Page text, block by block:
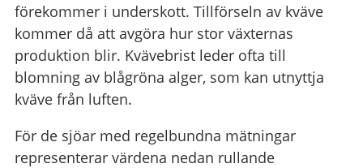
förekommer i underskott. Tillförseln av kväve
kommer då att avgöra hur stor växternas
produktion blir. Kvävebrist leder ofta till
blomning av blågröna alger, som kan utnyttja
kväve från luften.
För de sjöar med regelbundna mätningar
representerar värdena nedan rullande